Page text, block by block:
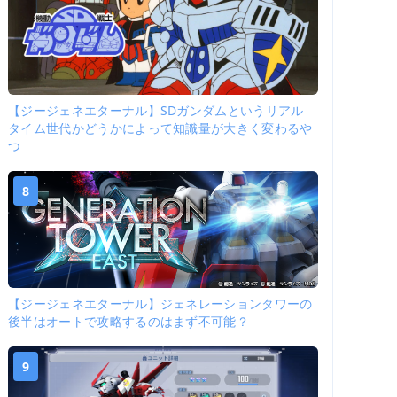
【ジージェネエターナル】SDガンダムというリアル
タイム世代かどうかによって知識量が大きく変わるや
つ
8
【ジージェネエターナル】ジェネレーションタワーの
後半はオートで攻略するのはまず不可能？
9